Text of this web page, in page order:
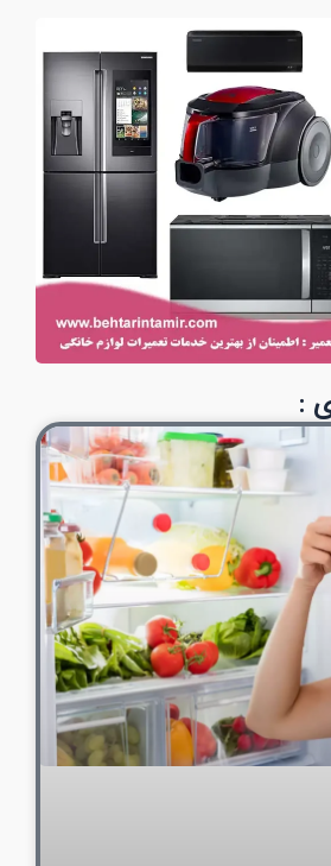
:
Page
Page
Page
Page
Page